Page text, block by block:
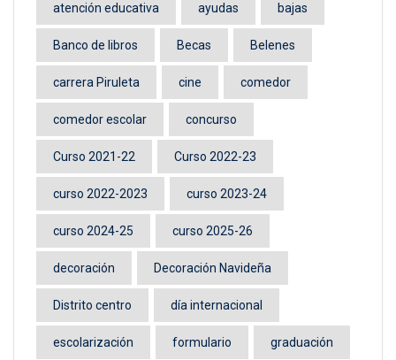
atención educativa ayudas bajas
Banco de libros Becas Belenes
carrera Piruleta cine comedor
comedor escolar concurso
Curso 2021-22 Curso 2022-23
curso 2022-2023 curso 2023-24
curso 2024-25 curso 2025-26
decoración Decoración Navideña
Distrito centro día internacional
escolarización formulario graduación